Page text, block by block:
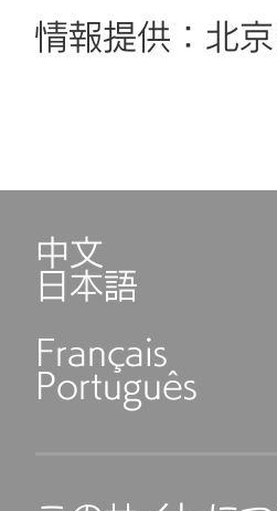
情報提供：北
中文
日本語
Français
Português